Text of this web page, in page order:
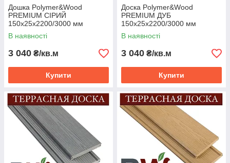
Дошка Polymer&Wood
PREMIUM СІРИЙ
150х25х2200/3000 мм
В наявності
3 040 ₴/кв.м
Купити
Доска Polymer&Wood
PREMIUM ДУБ
150х25х2200/3000 мм
В наявності
3 040 ₴/кв.м
Купити